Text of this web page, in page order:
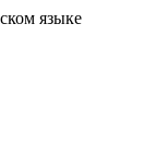
языке